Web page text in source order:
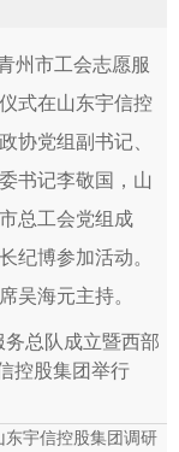
州市工会志愿服
式在山东宇信控
协党组副书记、
书记李敬国，山
总工会党组成
纪博参加活动。
吴海元主持。
宇信控股集团调研